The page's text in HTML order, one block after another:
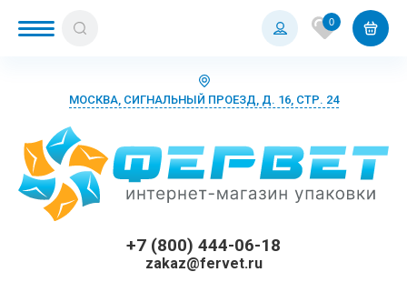
0
МОСКВА, СИГНАЛЬНЫЙ ПРОЕЗД, Д. 16, СТР. 24
+7 (800) 444-06-18
zakaz@fervet.ru